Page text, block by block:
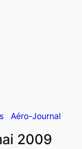
Aéro-Journal
2009